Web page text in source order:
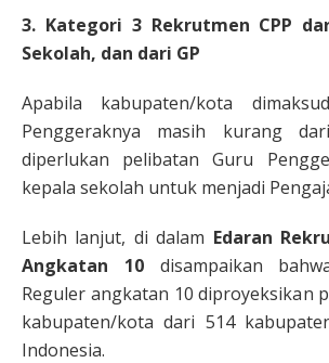
3. Kategori 3 Rekrutmen CPP
Sekolah, dan dari GP
Apabila kabupaten/kota
Penggeraknya masih kurang
diperlukan pelibatan Guru
kepala sekolah untuk menjadi
Lebih lanjut, di dalam Edaran
Angkatan 10 disampaikan
Reguler angkatan 10 diproyeksikan
kabupaten/kota dari 514
Indonesia.